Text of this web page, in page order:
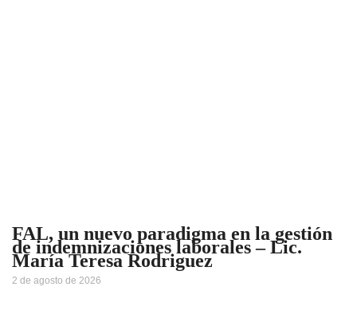
FAL, un nuevo paradigma en la gestión
de indemnizaciones laborales – Lic.
María Teresa Rodriguez
2 de agosto de 2026